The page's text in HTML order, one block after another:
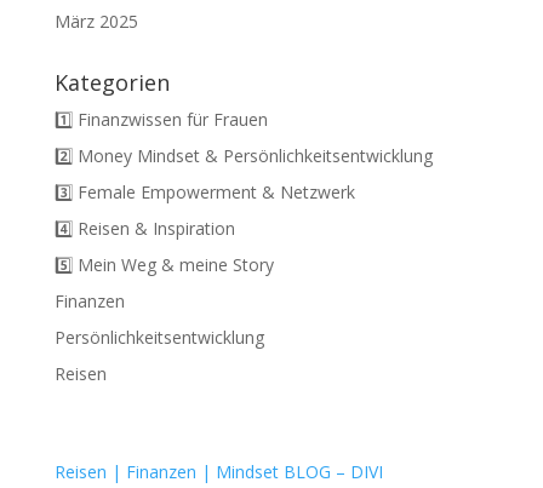
März 2025
Kategorien
1️⃣ Finanzwissen für Frauen
2️⃣ Money Mindset & Persönlichkeitsentwicklung
3️⃣ Female Empowerment & Netzwerk
4️⃣ Reisen & Inspiration
5️⃣ Mein Weg & meine Story
Finanzen
Persönlichkeitsentwicklung
Reisen
Reisen | Finanzen | Mindset BLOG – DIVI